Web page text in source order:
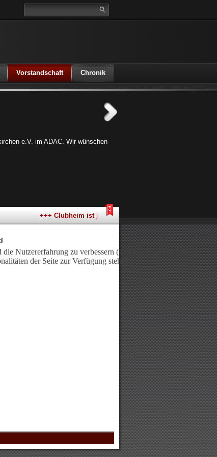
e.V. im ADAC. Wir wünschen
+++ Clubheim ist jeden 1. Freitag im Monat geöffnet +++
Vorstandschaft Chronik
Nutzererfahrung zu verbessern (Tracking Cookies). Sie
der Seite zur Verfügung stehen.